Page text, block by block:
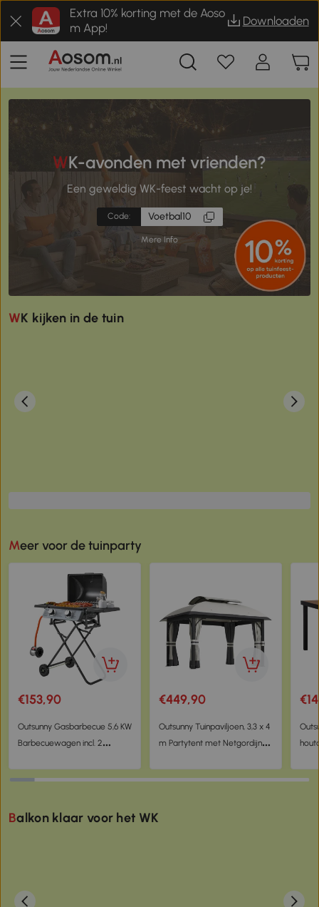
Extra 10% korting met de Aoso
m App!
Downloaden
WK-avonden met vrienden?
Een geweldig WK-feest wacht op je!
Code: Voetbal10
Mere Info
WK kijken in de tuin
Meer voor de tuinparty
€153,90
Outsunny Gasbarbecue 5,6 KW
Barbecuewagen incl. 2
Opvouwbaar, Zijtafels, 101 x
€449,90
Outsunny Tuinpaviljoen, 3,3 x 4
m Partytent met Netgordijnen,
Coating, Metalen Frame,
Balkon klaar voor het WK